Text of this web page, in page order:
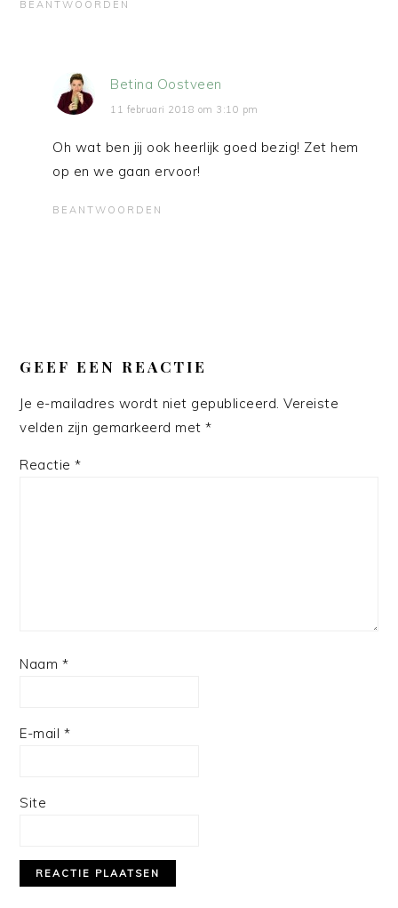
BEANTWOORDEN
Betina Oostveen
11 februari 2018 om 3:10 pm
Oh wat ben jij ook heerlijk goed bezig! Zet hem
op en we gaan ervoor!
BEANTWOORDEN
GEEF EEN REACTIE
Je e-mailadres wordt niet gepubliceerd. Vereiste
velden zijn gemarkeerd met*
Reactie*
Naam *
E-mail *
Site